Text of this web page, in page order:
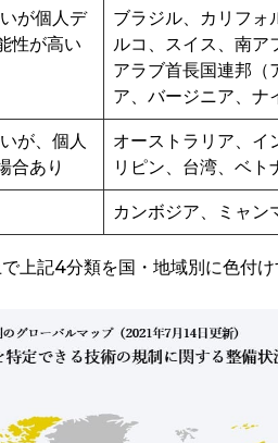
が個人デ
性が高い
ブラジル、カリフォ
ルコ、スイス、南ア
アラブ首長国連邦（
ア、バージニア、ナ
が、個人
合あり
オーストラリア、イ
リピン、台湾、ベト
カンボジア、ミャン
上記4分類を国・地域別に色付